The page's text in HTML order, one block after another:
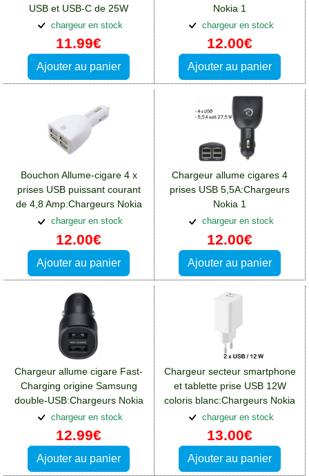
USB et USB-C de 25W
BlueStar:Chargeurs Nokia 1
chargeur en stock
11.99€
Ajouter au panier
Nokia 1
chargeur en stock
12.00€
Ajouter au panier
Bouchon Allume-cigare 4 x
prises USB puissant courant
de 4,8 Amp:Chargeurs Nokia
1
chargeur en stock
12.00€
Ajouter au panier
Chargeur allume cigares 4
prises USB 5,5A:Chargeurs
Nokia 1
chargeur en stock
12.00€
Ajouter au panier
Chargeur allume cigare Fast-
Charging origine Samsung
double-USB:Chargeurs Nokia
1
chargeur en stock
12.99€
Ajouter au panier
Chargeur secteur smartphone
et tablette prise USB 12W
coloris blanc:Chargeurs Nokia
1
chargeur en stock
13.00€
Ajouter au panier